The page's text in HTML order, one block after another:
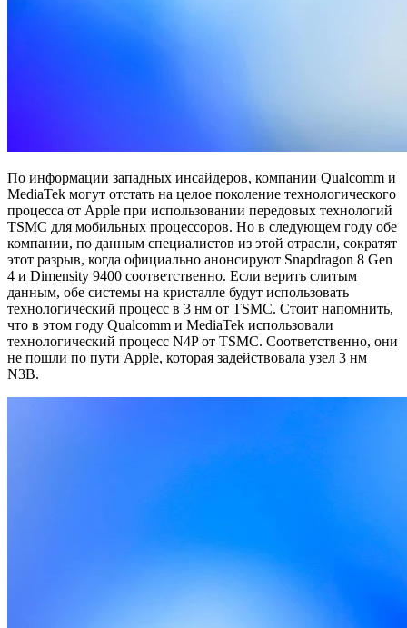
По информации западных инсайдеров, компании Qualcomm и
MediaTek могут отстать на целое поколение технологического
процесса от Apple при использовании передовых технологий
TSMC для мобильных процессоров. Но в следующем году обе
компании, по данным специалистов из этой отрасли, сократят
этот разрыв, когда официально анонсируют Snapdragon 8 Gen
4 и Dimensity 9400 соответственно. Если верить слитым
данным, обе системы на кристалле будут использовать
технологический процесс в 3 нм от TSMC. Стоит напомнить,
что в этом году Qualcomm и MediaTek использовали
технологический процесс N4P от TSMC. Соответственно, они
не пошли по пути Apple, которая задействовала узел 3 нм
N3B.